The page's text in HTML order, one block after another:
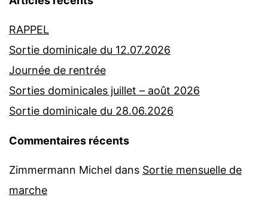
RAPPEL
Sortie dominicale du 12.07.2026
Journée de rentrée
Sorties dominicales juillet – août 2026
Sortie dominicale du 28.06.2026
Commentaires récents
Zimmermann Michel dans Sortie mensuelle de
marche